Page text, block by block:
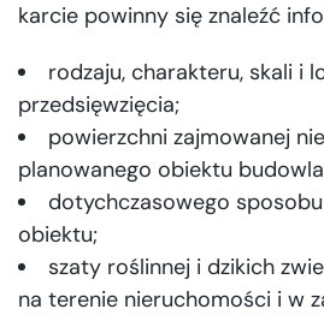
karcie powinny się znaleźć
rodzaju, charakteru, skali i
przedsięwzięcia;
powierzchni zajmowanej
planowanego obiektu
dotychczasowego
obiektu;
szaty roślinnej i dzikich
na terenie nieruchomości i w